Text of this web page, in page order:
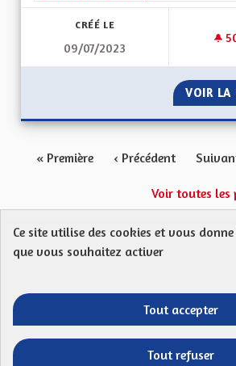
CRÉÉ LE
09/07/2023
VOIR LA
« Première ‹ Précédent
Voir toutes les
Protection des Données
Télécharger les fichiers
Entre vos mains -
Entre vos
Entre
Ce site utilise des cookies et vous
que vous souhaitez activer
Tout accepter
Tout refuser